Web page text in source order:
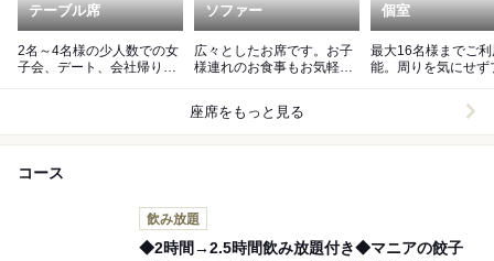
テーブル席
2名～4名様の少人数での女
子会、デート、会社帰りの
ソファー
広々としたお席です。お子
様連れのお食事もお気軽に
個室
最大16名様までご
能。周りを気にせず
座席をもっと見る
コース
飲み放題
◆2時間→2.5時間飲み放題付き◆マニアの餃子